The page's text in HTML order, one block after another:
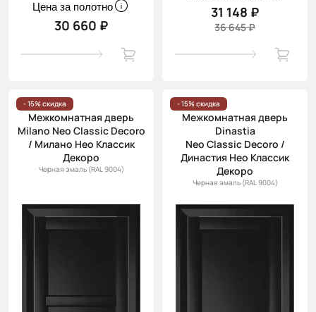
Цена за полотно
30 660 ₽
31 148 ₽
36 645 ₽
- 15% скидка
Межкомнатная дверь
Milano Neo Classic Decoro
/ Милано Нео Классик
Декоро
Черная эмаль (RAL 9004)
- 15% скидка
Межкомнатная дверь
Dinastia
Neo Classic Decoro /
Династия Нео Классик
Декоро
Черная эмаль (RAL 9004)